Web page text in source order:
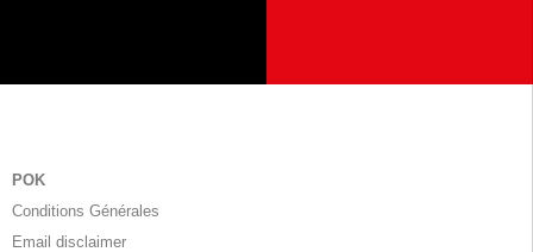
POK
Conditions Générales
Email disclaimer